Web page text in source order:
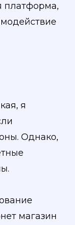
платформа,
я
Однако,
магазин